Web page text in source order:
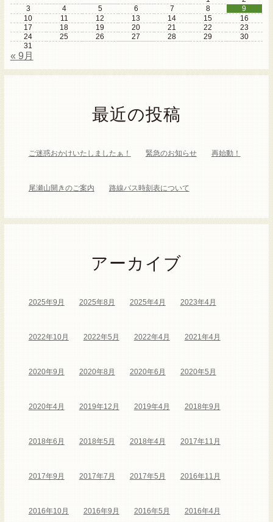
3
4 5 6 7 8
9
10
11 12 13 14 15
16
17
18 19 20 21 22
23
24
25 26 27 28 29
30
31
« 9月
最近の投稿
ご迷惑おかけいたしましたぁ！ 緊急のお知らせ 再始動！
尾瀬山開きのご案内 路線バス時刻表について
アーカイブ
2025年9月 2025年8月 2025年4月 2023年4月
2022年10月 2022年5月 2022年4月 2021年4月
2020年9月 2020年8月 2020年6月 2020年5月
2020年4月 2019年12月 2019年4月 2018年9月
2018年6月 2018年5月 2018年4月 2017年11月
2017年9月 2017年7月 2017年5月 2016年11月
2016年10月 2016年9月 2016年5月 2016年4月